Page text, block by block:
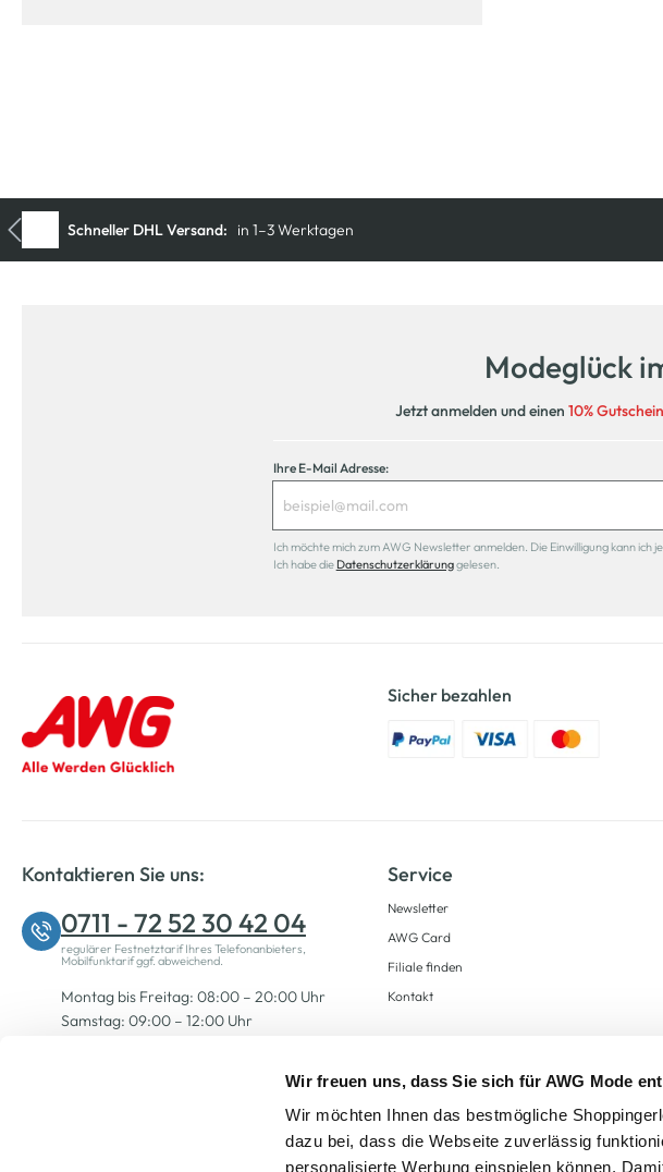
Wir freuen uns, dass Sie sich für AWG Mode
Wir möchten Ihnen das bestmögliche
dazu bei, dass die Webseite zuverlässig
personalisierte Werbung einspielen können.
Modeglück
Jetzt anmelden und einen 10% Gutschein
Ihre E-Mail Adresse:
Ich möchte mich zum AWG Newsletter anmelden. Die Einwilligung kann
Ich habe die Datenschutzerklärunggelesen.
Sicher bezahlen
Kontaktieren Sie uns:
0711 - 72 52 30 42 04
regulärer Festnetztarif Ihres Telefonanbieters,
Mobilfunktarif ggf. abweichend.
Montag bis Freitag: 08:00 – 20:00 Uhr
Samstag: 09:00 – 12:00 Uhr
Service
Newsletter
AWG Card
Filiale finden
Kontakt